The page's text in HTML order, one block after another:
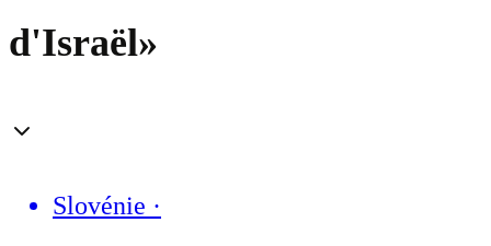
d'Israël»
Slovénie ·